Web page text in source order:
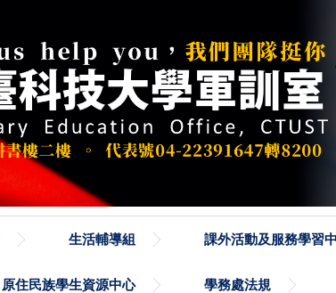
生活輔導組 課外活動及服務學習
原住民族學生資源中心 學務處法規